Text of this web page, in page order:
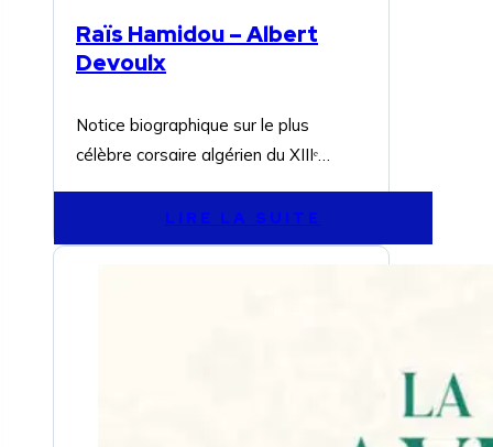
Raïs Hamidou – Albert
Devoulx
Notice biographique sur le plus
célèbre corsaire algérien du XIIIᵉ…
LIRE LA SUITE